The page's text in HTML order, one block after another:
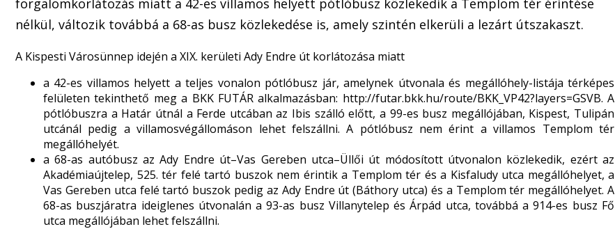
forgalomkorlátozás miatt a 42-es villamos helyett pótlóbusz közlekedik a Templom tér érintése
nélkül, változik továbbá a 68-as busz közlekedése is, amely szintén elkerüli a lezárt útszakaszt.
A Kispesti Városünnep idején a XIX. kerületi Ady Endre út korlátozása miatt
a 42-es villamos helyett a teljes vonalon pótlóbusz jár, amelynek útvonala és megállóhely-listája térképes
felületen tekinthető meg a BKK FUTÁR alkalmazásban: http://futar.bkk.hu/route/BKK_VP42?layers=GSVB. A
pótlóbuszra a Határ útnál a Ferde utcában az Ibis szálló előtt, a 99-es busz megállójában, Kispest, Tulipán
utcánál pedig a villamosvégállomáson lehet felszállni. A pótlóbusz nem érint a villamos Templom tér
megállóhelyét.
a 68-as autóbusz az Ady Endre út–Vas Gereben utca–Üllői út módosított útvonalon közlekedik, ezért az
Akadémiaújtelep, 525. tér felé tartó buszok nem érintik a Templom tér és a Kisfaludy utca megállóhelyet, a
Vas Gereben utca felé tartó buszok pedig az Ady Endre út (Báthory utca) és a Templom tér megállóhelyet. A
68-as buszjáratra ideiglenes útvonalán a 93-as busz Villanytelep és Árpád utca, továbbá a 914-es busz Fő
utca megállójában lehet felszállni.